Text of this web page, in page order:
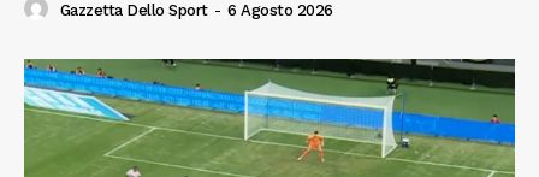
Gazzetta Dello Sport - 6 Agosto 2026